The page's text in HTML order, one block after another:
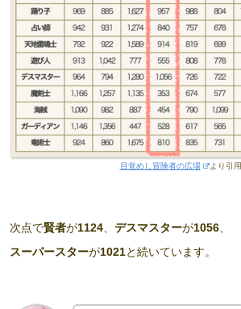
目覚めし冒険者の広場 より引用
次点で賢者が1124 デスマスターが1056
スーパースターが1021と続いています。